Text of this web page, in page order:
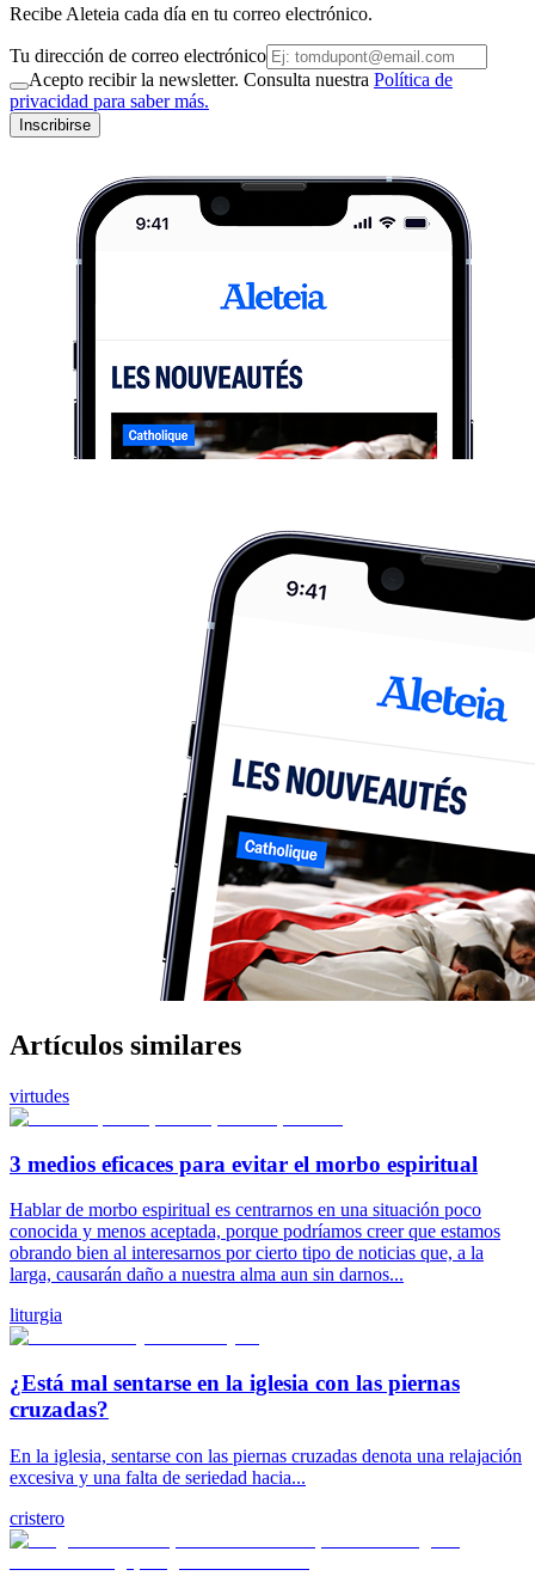
Recibe Aleteia cada día en tu correo electrónico.
Tu dirección de correo electrónico
Acepto recibir la newsletter. Consulta nuestra Política de
privacidad para saber más.
Inscribirse
Artículos similares
virtudes
3 medios eficaces para evitar el morbo espiritual
Hablar de morbo espiritual es centrarnos en una situación poco
conocida y menos aceptada, porque podríamos creer que estamos
obrando bien al interesarnos por cierto tipo de noticias que, a la
larga, causarán daño a nuestra alma aun sin darnos...
liturgia
¿Está mal sentarse en la iglesia con las piernas
cruzadas?
En la iglesia, sentarse con las piernas cruzadas denota una relajación
excesiva y una falta de seriedad hacia...
cristero